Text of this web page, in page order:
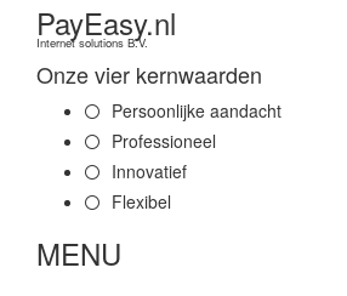
PayEasy.nl
Internet solutions B.V.
Onze vier kernwaarden
Persoonlijke aandacht
Professioneel
Innovatief
Flexibel
MENU